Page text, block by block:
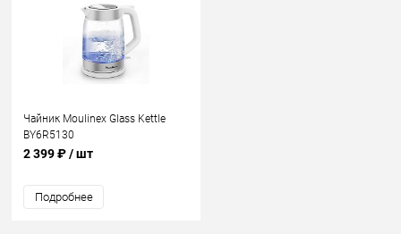
Чайник Moulinex Glass Kettle
BY6R5130
2 399 ₽/ шт
Подробнее